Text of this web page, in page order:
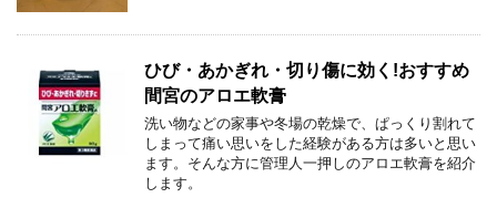
ひび・あかぎれ・切り傷に効く!おすすめ
間宮のアロエ軟膏
洗い物などの家事や冬場の乾燥で、ぱっくり割れて
しまって痛い思いをした経験がある方は多いと思い
ます。そんな方に管理人一押しのアロエ軟膏を紹介
します。